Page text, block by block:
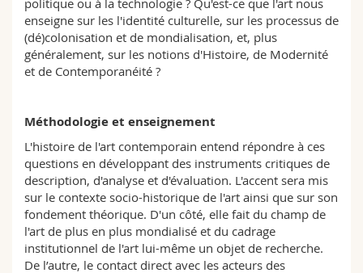
MyUnifr
politique ou à la technologie ? Qu'est-ce que l'art nous
enseigne sur les l'identité culturelle, sur les processus de
(dé)colonisation et de mondialisation, et, plus
généralement, sur les notions d'Histoire, de Modernité
et de Contemporanéité ?
Méthodologie et enseignement
L'histoire de l'art contemporain entend répondre à ces
questions en développant des instruments critiques de
description, d'analyse et d'évaluation. L'accent sera mis
sur le contexte socio-historique de l'art ainsi que sur son
fondement théorique. D'un côté, elle fait du champ de
l'art de plus en plus mondialisé et du cadrage
institutionnel de l'art lui-même un objet de recherche.
De l’autre, le contact direct avec les acteurs des